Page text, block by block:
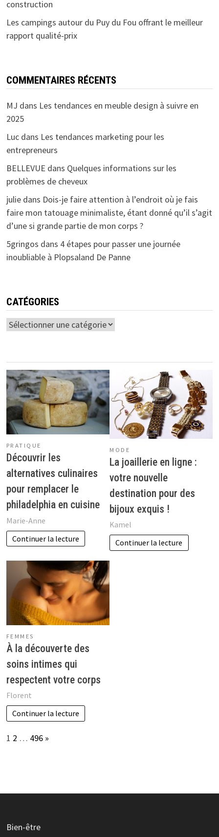
construction
Les campings autour du Puy du Fou offrant le meilleur
rapport qualité-prix
COMMENTAIRES RÉCENTS
MJ dans Les tendances en meuble design à suivre en
2025
Lucdans Les tendances marketing pour les
entrepreneurs
BELLEVUE dans Quelques informations sur les
problèmes de cheveux
juliedans Dois-je faire attention à l’endroit où je fais
faire mon tatouage minimaliste, étant donné qu’il s’agit
d’une si grande partie de mon corps ?
5gringos dans 4 étapes pour passer une journée
inoubliable à Plopsaland De Panne
CATÉGORIES
Catégories
PRATIQUE
Découvrir les
alternatives culinaires
pour remplacer le
philadelphia en cuisine
Marie-Anne
Continuer la lecture
MODE
La joaillerie en ligne :
votre nouvelle
destination pour des
bijoux exquis !
Kamel
Continuer la lecture
FEMMES
À la découverte des
soins intimes qui
respectent votre corps
Florent
Continuer la lecture
Page:
1 2 … 496 Next
»
Bien-être